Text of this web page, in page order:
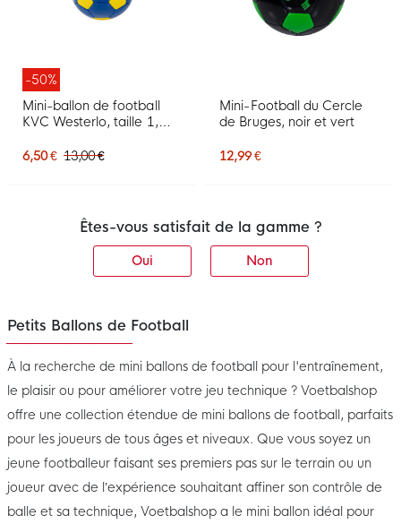
-50%
Mini-ballon de football
KVC Westerlo, taille 1,
6,50 € 13,00 €
Mini-Football du Cercle
de Bruges, noir et vert
12,99 €
Êtes-vous satisfait de la gamme ?
Oui Non
Petits Ballons de Football
À la recherche de mini ballons de football pour l'entraînement,
le plaisir ou pour améliorer votre jeu technique ? Voetbalshop
offre une collection étendue de mini ballons de football, parfaits
pour les joueurs de tous âges et niveaux. Que vous soyez un
jeune footballeur faisant ses premiers pas sur le terrain ou un
joueur avec de l’expérience souhaitant affiner son contrôle de
balle et sa technique, Voetbalshop a le mini ballon idéal pour